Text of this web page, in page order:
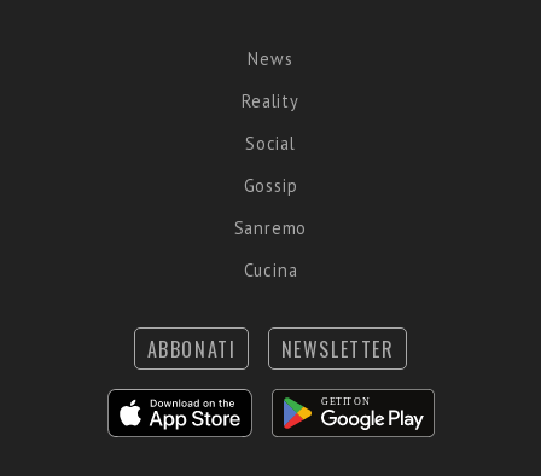
News
Reality
Social
Gossip
Sanremo
Cucina
ABBONATI NEWSLETTER